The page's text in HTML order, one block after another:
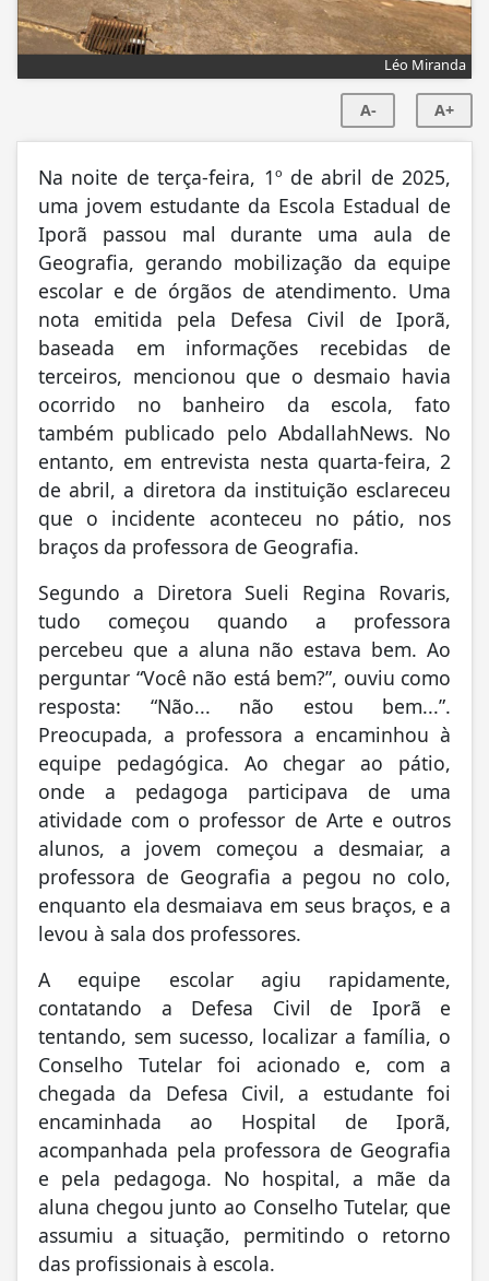
Léo Miranda
A- A+
Na noite de terça-feira, 1º de abril de 2025,
uma jovem estudante da Escola Estadual de
Iporã passou mal durante uma aula de
Geografia, gerando mobilização da equipe
escolar e de órgãos de atendimento. Uma
nota emitida pela Defesa Civil de Iporã,
baseada em informações recebidas de
terceiros, mencionou que o desmaio havia
ocorrido no banheiro da escola, fato
também publicado pelo AbdallahNews. No
entanto, em entrevista nesta quarta-feira, 2
de abril, a diretora da instituição esclareceu
que o incidente aconteceu no pátio, nos
braços da professora de Geografia.
Segundo a Diretora Sueli Regina Rovaris,
tudo começou quando a professora
percebeu que a aluna não estava bem. Ao
perguntar “Você não está bem?”, ouviu como
resposta: “Não... não estou bem...”.
Preocupada, a professora a encaminhou à
equipe pedagógica. Ao chegar ao pátio,
onde a pedagoga participava de uma
atividade com o professor de Arte e outros
alunos, a jovem começou a desmaiar, a
professora de Geografia a pegou no colo,
enquanto ela desmaiava em seus braços, e a
levou à sala dos professores.
A equipe escolar agiu rapidamente,
contatando a Defesa Civil de Iporã e
tentando, sem sucesso, localizar a família, o
Conselho Tutelar foi acionado e, com a
chegada da Defesa Civil, a estudante foi
encaminhada ao Hospital de Iporã,
acompanhada pela professora de Geografia
e pela pedagoga. No hospital, a mãe da
aluna chegou junto ao Conselho Tutelar, que
assumiu a situação, permitindo o retorno
das profissionais à escola.